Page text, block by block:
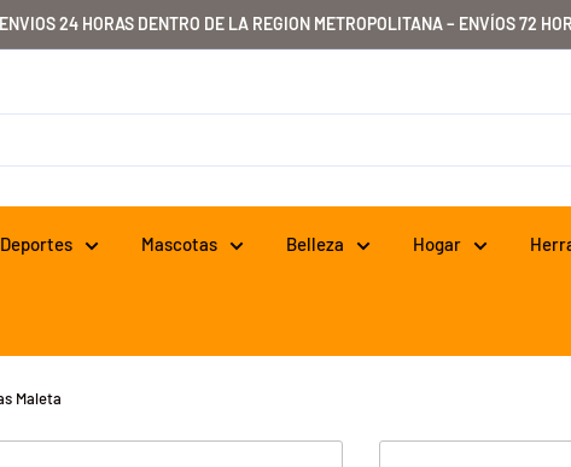
ENVIOS 24 HORAS DENTRO DE LA REGION METROPOLITANA – ENVÍOS 72
Deportes Mascotas Belleza Hogar
Maleta